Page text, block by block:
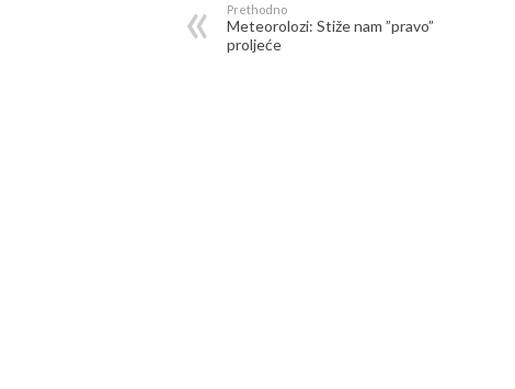
Prethodno
Meteorolozi: Stiže nam ”pravo”
proljeće